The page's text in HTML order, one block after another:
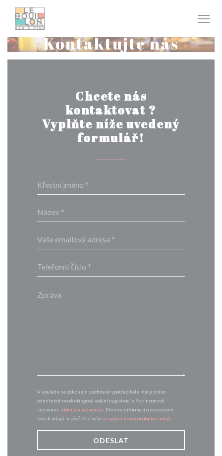
Panel pro správu cookies
Kontaktujte nás
Chcete nás
kontaktovat ?
Vyplňte níže uvedený
formulář!
V souladu se zákonem o ochraně spotřebitele máte právo
odmítnout marketingová volání registrací v Robinsonově
seznamu: robinsonseznam.cz . Pro více informací o zpracování
vašich údajů si přečtěte našezásady ochrany osobních údajů